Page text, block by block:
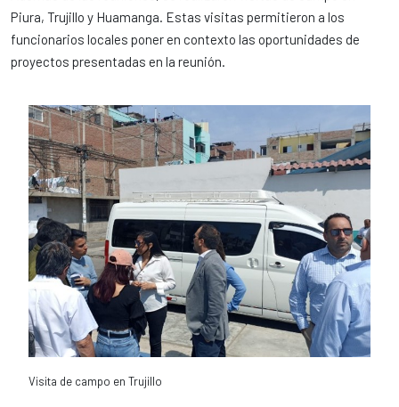
Piura, Trujillo y Huamanga. Estas visitas permitieron a los
funcionarios locales poner en contexto las oportunidades de
proyectos presentadas en la reunión.
Visita de campo en Trujillo